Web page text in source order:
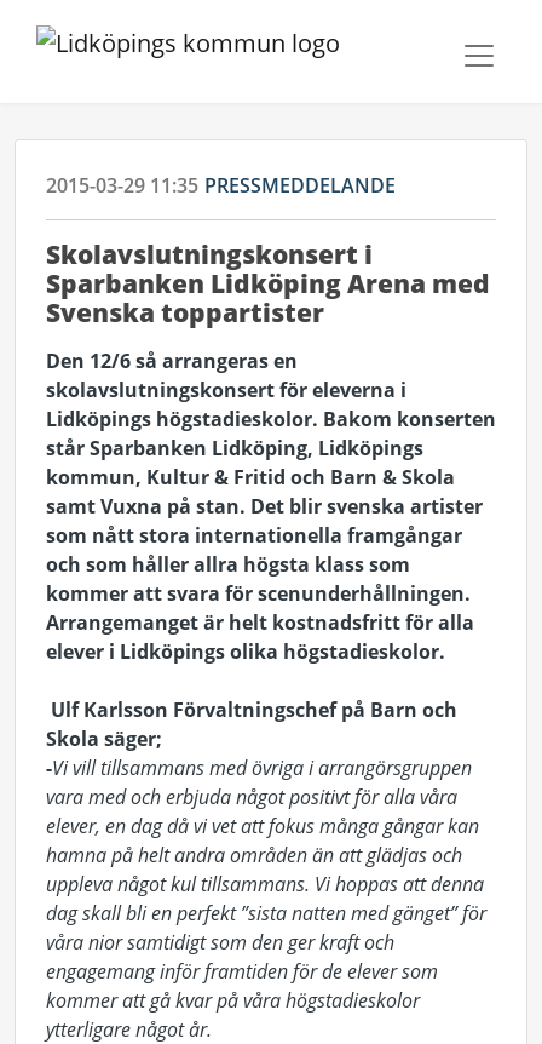
2015-03-29 11:35 PRESSMEDDELANDE
Skolavslutningskonsert i
Sparbanken Lidköping Arena med
Svenska toppartister
Den 12/6 så arrangeras en
skolavslutningskonsert för eleverna i
Lidköpings högstadieskolor. Bakom konserten
står Sparbanken Lidköping, Lidköpings
kommun, Kultur & Fritid och Barn & Skola
samt Vuxna på stan. Det blir svenska artister
som nått stora internationella framgångar
och som håller allra högsta klass som
kommer att svara för scenunderhållningen.
Arrangemanget är helt kostnadsfritt för alla
elever i Lidköpings olika högstadieskolor.
Ulf Karlsson Förvaltningschef på Barn och
Skola säger;
-Vi vill tillsammans med övriga i arrangörsgruppen
vara med och erbjuda något positivt för alla våra
elever, en dag då vi vet att fokus många gångar kan
hamna på helt andra områden än att glädjas och
uppleva något kul tillsammans. Vi hoppas att denna
dag skall bli en perfekt ”sista natten med gänget” för
våra nior samtidigt som den ger kraft och
engagemang inför framtiden för de elever som
kommer att gå kvar på våra högstadieskolor
ytterligare något år.